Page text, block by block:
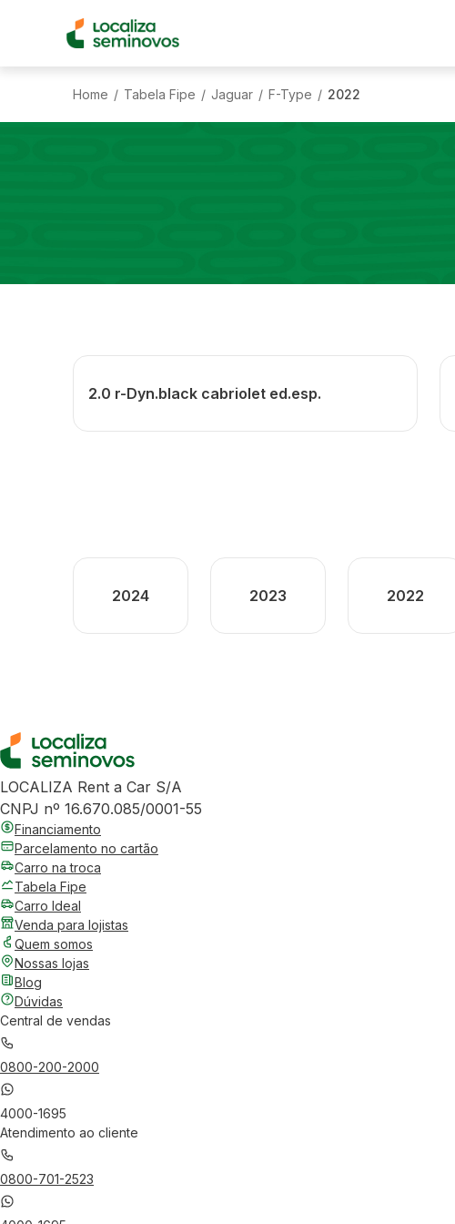
Home / Tabela Fipe / Jaguar / F-Type / 2022
2.0 r-Dyn.black cabriolet ed.esp.
2024 2023 2022
LOCALIZA Rent a Car S/A
CNPJ nº 16.670.085/0001-55
Financiamento
Parcelamento no cartão
Carro na troca
Tabela Fipe
Carro Ideal
Venda para lojistas
Quem somos
Nossas lojas
Blog
Dúvidas
Central de vendas
0800-200-2000
4000-1695
Atendimento ao cliente
0800-701-2523